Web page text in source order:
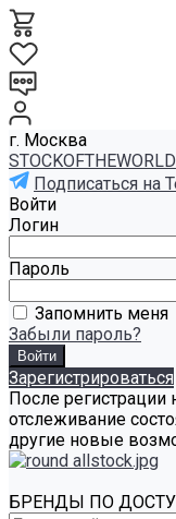
г. Москва
Подписаться на
Войти
Логин
Пароль
Запомнить меня
Забыли пароль?
Зарегистрироваться
После регистрации
отслеживание
другие новые
БРЕНДЫ ПО